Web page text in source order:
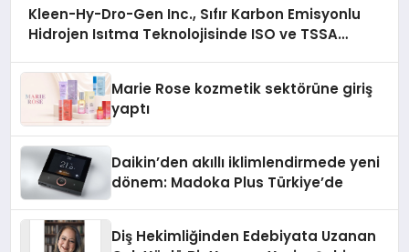
Kleen-Hy-Dro-Gen Inc., Sıfır Karbon Emisyonlu
Hidrojen Isıtma Teknolojisinde ISO ve TSSA
Marie Rose kozmetik sektörüne giriş
yaptı
Daikin’den akıllı iklimlendirmede yeni
dönem: Madoka Plus Türkiye’de
Diş Hekimliğinden Edebiyata Uzanan